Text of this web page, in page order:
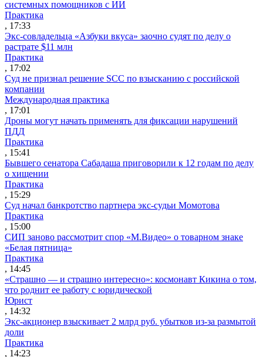
системных помощников с ИИ
Практика
, 17:33
Экс-совладельца «Азбуки вкуса» заочно судят по делу о
растрате $11 млн
Практика
, 17:02
Суд не признал решение SCC по взысканию с российской
компании
Международная практика
, 17:01
Дроны могут начать применять для фиксации нарушений
ПДД
Практика
, 15:41
Бывшего сенатора Сабадаша приговорили к 12 годам по делу
о хищении
Практика
, 15:29
Суд начал банкротство партнера экс-судьи Момотова
Практика
, 15:00
СИП заново рассмотрит спор «М.Видео» о товарном знаке
«Белая пятница»
Практика
, 14:45
«Страшно — и страшно интересно»: космонавт Кикина о том,
что роднит ее работу с юридической
Юрист
, 14:32
Экс-акционер взыскивает 2 млрд руб. убытков из-за размытой
доли
Практика
, 14:23